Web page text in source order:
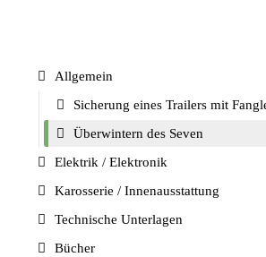
Allgemein
Sicherung eines Trailers mit
Überwintern des Seven
Elektrik / Elektronik
Karosserie / Innenausstattung
Technische Unterlagen
Bücher